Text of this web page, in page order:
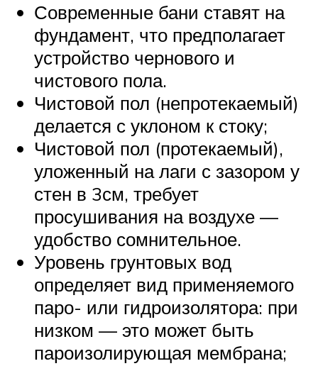
Современные бани ставят на
фундамент, что предполагает
устройство чернового и
чистового пола.
Чистовой пол (непротекаемый)
делается с уклоном к стоку;
Чистовой пол (протекаемый),
уложенный на лаги с зазором у
стен в 3см, требует
просушивания на воздухе —
удобство сомнительное.
Уровень грунтовых вод
определяет вид применяемого
паро- или гидроизолятора: при
низком — это может быть
пароизолирующая мембрана;